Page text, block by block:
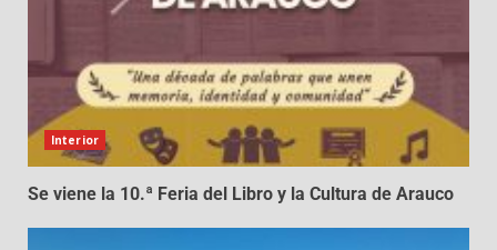
Interior
Se viene la 10.ª Feria del Libro y la Cultura de Arauco